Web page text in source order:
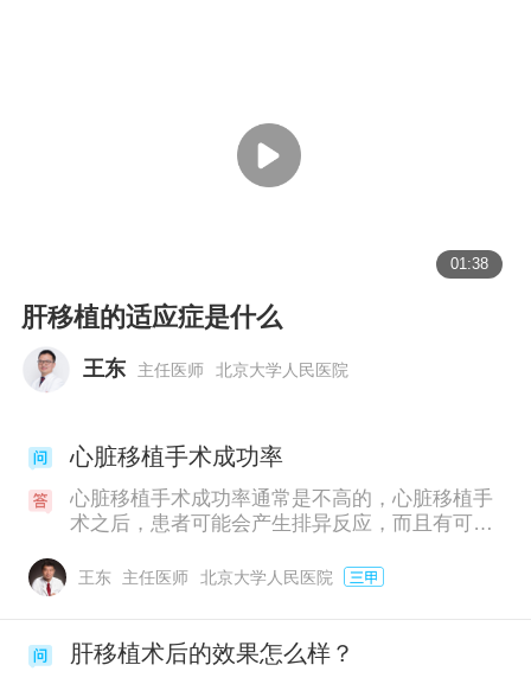
01:38
肝移植的适应症是什么
王东 主任医师 北京大学人民医院
心脏移植手术成功率
心脏移植手术成功率通常是不高的，心脏移植手
术之后，患者可能会产生排异反应，而且有可能
后，需要口服一些排异的药物，并且要定期到医
王东 主任医师 北京大学人民医院
肝移植术后的效果怎么样？